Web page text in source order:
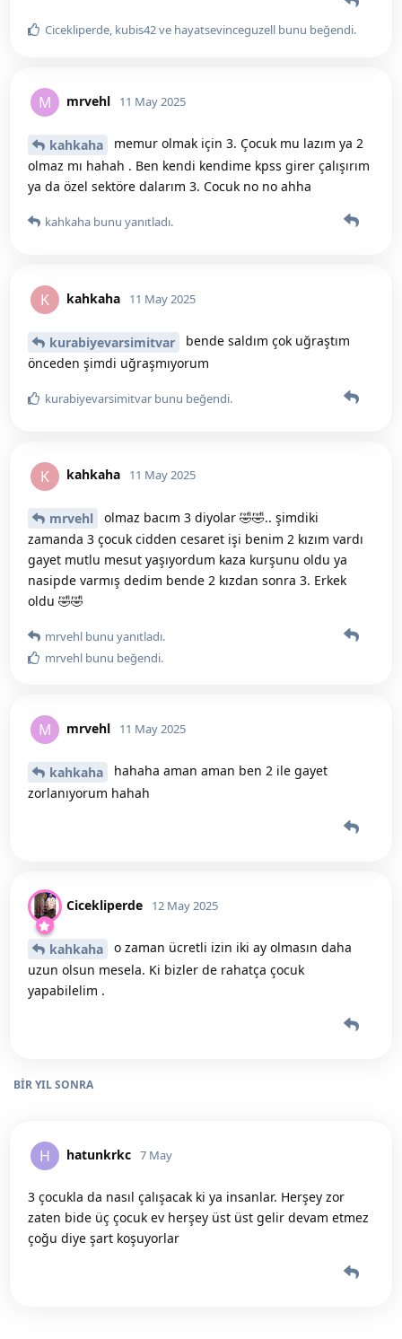
Cicekliperde, kubis42ve hayatsevinceguzell bunu beğendi.
M mrvehl 11 May 2025
kahkaha
memur olmak için 3. Çocuk mu lazım ya 2
olmaz mı hahah . Ben kendi kendime kpss girer çalışırım
ya da özel sektöre dalarım 3. Cocuk no no ahha
kahkaha bunu yanıtladı.
K kahkaha 11 May 2025
kurabiyevarsimitvar
bende saldım çok uğraştım
önceden şimdi uğraşmıyorum
kurabiyevarsimitvar bunu beğendi.
K kahkaha 11 May 2025
mrvehl
olmaz bacım 3 diyolar 🤣🤣.. şimdiki
zamanda 3 çocuk cidden cesaret işi benim 2 kızım vardı
gayet mutlu mesut yaşıyordum kaza kurşunu oldu ya
nasipde varmış dedim bende 2 kızdan sonra 3. Erkek
oldu 🤣🤣
mrvehl bunu yanıtladı.
mrvehl bunu beğendi.
M mrvehl 11 May 2025
kahkaha
hahaha aman aman ben 2 ile gayet
zorlanıyorum hahah
Cicekliperde 12 May 2025
kahkaha
o zaman ücretli izin iki ay olmasın daha
uzun olsun mesela. Ki bizler de rahatça çocuk
yapabilelim .
BIR YILSONRA
H hatunkrkc 7 May
3 çocukla da nasıl çalışacak ki ya insanlar. Herşey zor
zaten bide üç çocuk ev herşey üst üst gelir devam etmez
çoğu diye şart koşuyorlar